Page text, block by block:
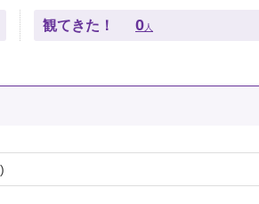
観てきた！ 0人